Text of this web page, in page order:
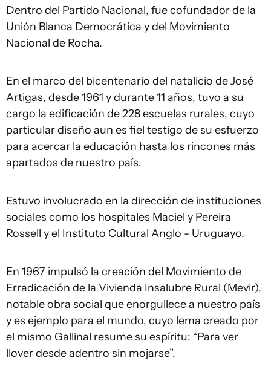
Dentro del Partido Nacional, fue cofundador de la
Unión Blanca Democrática y del Movimiento
Nacional de Rocha.
En el marco del bicentenario del natalicio de José
Artigas, desde 1961 y durante 11 años, tuvo a su
cargo la edificación de 228 escuelas rurales, cuyo
particular diseño aun es fiel testigo de su esfuerzo
para acercar la educación hasta los rincones más
apartados de nuestro país.
Estuvo involucrado en la dirección de instituciones
sociales como los hospitales Maciel y Pereira
Rossell y el Instituto Cultural Anglo - Uruguayo.
En 1967 impulsó la creación del Movimiento de
Erradicación de la Vivienda Insalubre Rural (Mevir),
notable obra social que enorgullece a nuestro país
y es ejemplo para el mundo, cuyo lema creado por
el mismo Gallinal resume su espíritu: “Para ver
llover desde adentro sin mojarse”.